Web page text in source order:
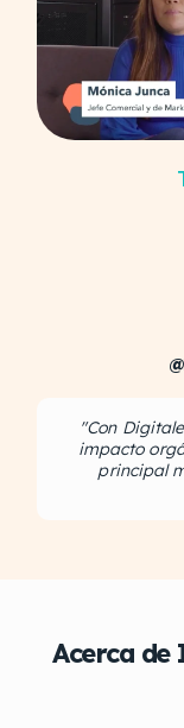
"Con
impacto
principal
Acerca de